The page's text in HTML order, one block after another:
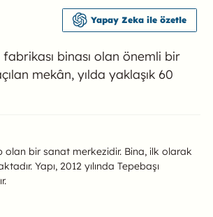
binası olan önemli bir
mekân, yılda yaklaşık 60
Yapay Zeka ile özetle
olan bir sanat merkezidir. Bina, ilk olarak
Yapı, 2012 yılında Tepebaşı